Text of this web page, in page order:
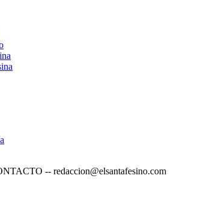
-- redaccion@elsantafesino.com